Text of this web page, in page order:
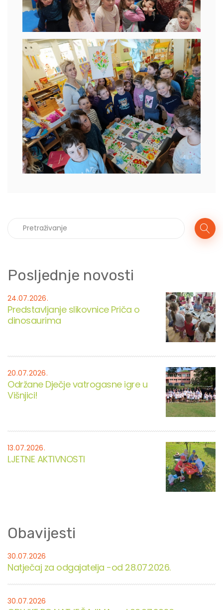
Posljednje novosti
24.07.2026.
Predstavljanje slikovnice Priča o
dinosaurima
20.07.2026.
Održane Dječje vatrogasne igre u
Višnjici!
13.07.2026.
LJETNE AKTIVNOSTI
Obavijesti
30.07.2026
Natječaj za odgajatelja -od 28.07.2026.
30.07.2026